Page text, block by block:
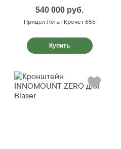
540 000 руб.
Прицел Легат Кречет 655
Купить